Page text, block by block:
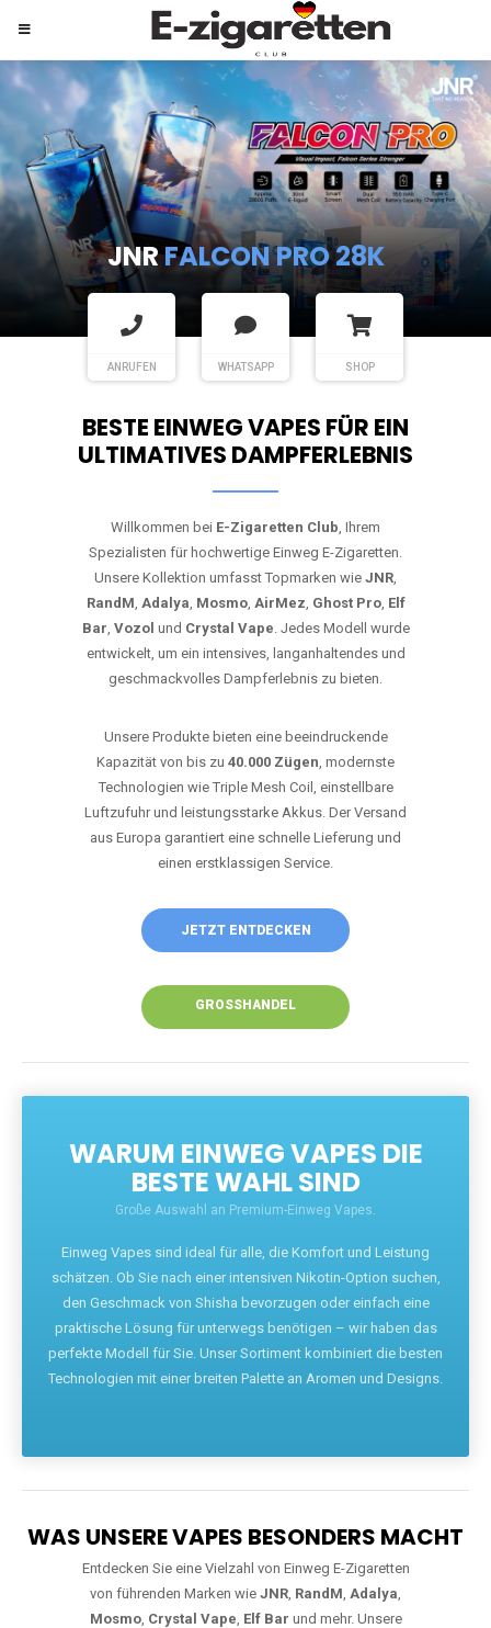
JNRSHISHA HOOKAH MAX
ANRUFEN WHATSAPP SHOP
BESTE EINWEG VAPES FÜR EIN
ULTIMATIVES DAMPFERLEBNIS
Willkommen bei E-Zigaretten Club, Ihrem
Spezialisten für hochwertige Einweg E-Zigaretten.
Unsere Kollektion umfasst Topmarken wie JNR,
RandM, Adalya, Mosmo, AirMez, Ghost Pro, Elf
Bar, Vozol und Crystal Vape. Jedes Modell wurde
entwickelt, um ein intensives, langanhaltendes und
geschmackvolles Dampferlebnis zu bieten.
Unsere Produkte bieten eine beeindruckende
Kapazität von bis zu 40.000 Zügen, modernste
Technologien wie Triple Mesh Coil, einstellbare
Luftzufuhr und leistungsstarke Akkus. Der Versand
aus Europa garantiert eine schnelle Lieferung und
einen erstklassigen Service.
JETZT ENTDECKEN
GROSSHANDEL
WARUM EINWEG VAPES DIE
BESTE WAHL SIND
Große Auswahl an Premium-Einweg Vapes.
Einweg Vapes sind ideal für alle, die Komfort und Leistung
schätzen. Ob Sie nach einer intensiven Nikotin-Option suchen,
den Geschmack von Shisha bevorzugen oder einfach eine
praktische Lösung für unterwegs benötigen – wir haben das
perfekte Modell für Sie. Unser Sortiment kombiniert die besten
Technologien mit einer breiten Palette an Aromen und Designs.
WAS UNSERE VAPES BESONDERS MACHT
Entdecken Sie eine Vielzahl von Einweg E-Zigaretten
von führenden Marken wie JNR, RandM, Adalya,
Mosmo, Crystal Vape, Elf Bar und mehr. Unsere